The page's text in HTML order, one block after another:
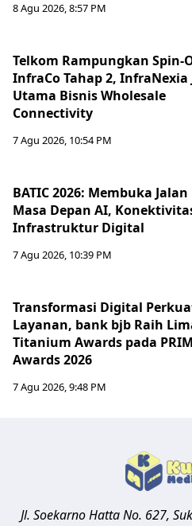
8 Agu 2026, 8:57 PM
Telkom Rampungkan Spin-
InfraCo Tahap 2, InfraNexia
Utama Bisnis Wholesale
Connectivity
7 Agu 2026, 10:54 PM
BATIC 2026: Membuka
Masa Depan AI,
Infrastruktur Digital
7 Agu 2026, 10:39 PM
Transformasi Digital
Layanan, bank bjb Raih
Titanium Awards pada
Awards 2026
7 Agu 2026, 9:48 PM
Jl. Soekarno Hatta No. 627,